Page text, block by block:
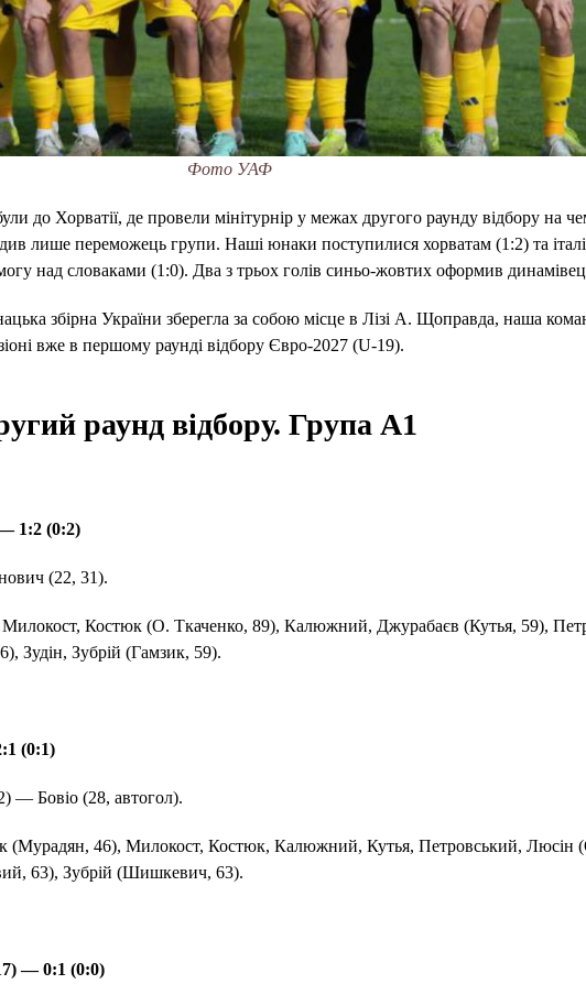
Фото УАФ
до Хорватії, де провели мінітурнір у межах другого раунду відбору на
лише переможець групи. Наші юнаки поступилися хорватам (1:2) та
над словаками (1:0). Два з трьох голів синьо-жовтих оформив
збірна України зберегла за собою місце в Лізі А. Щоправда, наша
вже в першому раунді відбору Євро-2027 (U-19).
раунд відбору. Група А1
1:2 (0:2)
(22, 31).
Костюк (О. Ткаченко, 89), Калюжний, Джурабаєв (Кутья, 59),
Зудін, Зубрій (Гамзик, 59).
(0:1)
— Бовіо (28, автогол).
(Мурадян, 46), Милокост, Костюк, Калюжний, Кутья, Петровський, Люсін
63), Зубрій (Шишкевич, 63).
— 0:1 (0:0)